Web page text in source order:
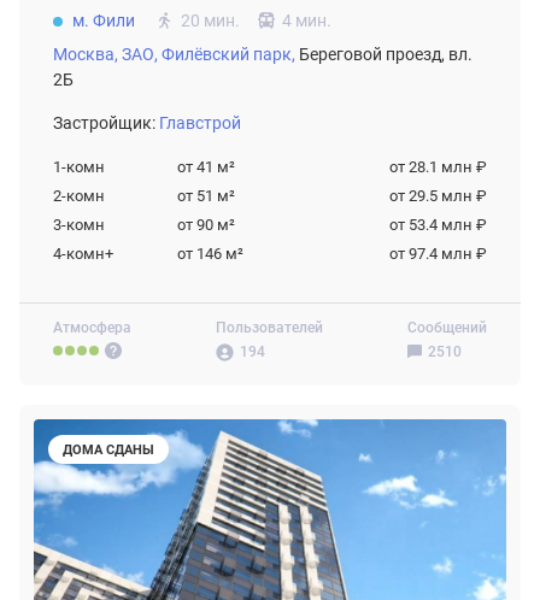
Атмосфера
Пользователей
194
Сообщений
2510
м. Фили 20 мин.
4 мин.
Москва, ЗАО, Филёвский парк, Береговой проезд, вл.
2Б
Застройщик: Главстрой
1-комн от 41 м²
от 28.1 млн ₽
2-комн
от 51 м²
от 29.5 млн ₽
3-комн
от 90 м²
от 53.4 млн ₽
4-комн+
от 146 м² от 97.4 млн ₽
ДОМА СДАНЫ